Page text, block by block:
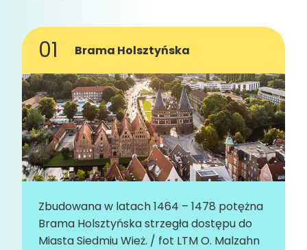
Brama Holsztyńska
Zbudowana w latach 1464 – 1478 potężna
Brama Holsztyńska strzegła dostępu do
Miasta Siedmiu Wież. / fot LTM O. Malzahn